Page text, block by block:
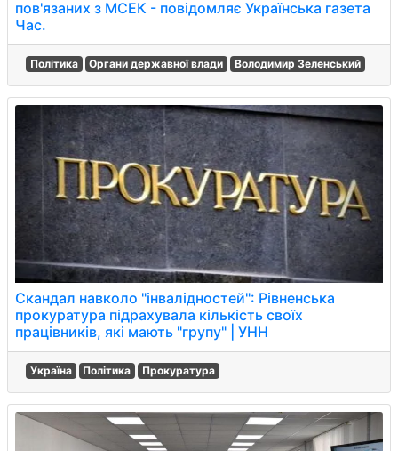
пов'язаних з МСЕК - повідомляє Українська газета
Час.
Політика Органи державної влади Володимир Зеленський
Скандал навколо "інвалідностей": Рівненська
прокуратура підрахувала кількість своїх
працівників, які мають "групу" | УНН
Україна Політика Прокуратура